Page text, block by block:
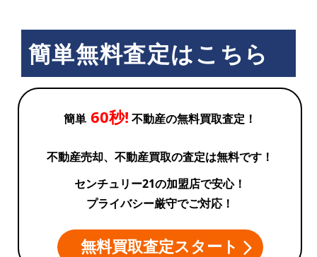
簡単無料査定はこちら
簡単 60秒! 不動産の無料買取査定！
不動産売却、不動産買取の査定は無料です！
センチュリー21の加盟店で安心！
プライバシー厳守でご対応！
無料買取査定スタート